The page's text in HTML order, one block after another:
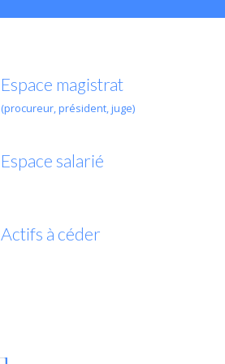
Espace magistrat
(procureur, président, juge)
Espace salarié
Actifs à céder